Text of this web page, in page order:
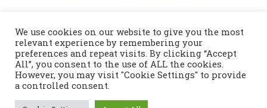
ESPACE ADHÉRENTS BOUTIQUE INFOS PRATIQUES
PLANNING VACANCES – JUILLET 2026
We use cookies on our website to give you the most
relevant experience by remembering your
preferences and repeat visits. By clicking “Accept
All”, you consent to the use of ALL the cookies.
However, you may visit "Cookie Settings" to provide
a controlled consent.